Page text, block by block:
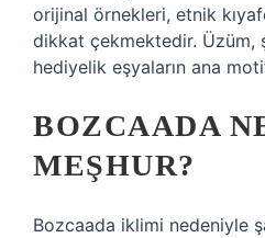
orijinal örnekleri, etnik
dikkat çekmektedir. Üzüm,
hediyelik eşyaların ana
BOZCAADA
MEŞHUR?
Bozcaada iklimi nedeniyle